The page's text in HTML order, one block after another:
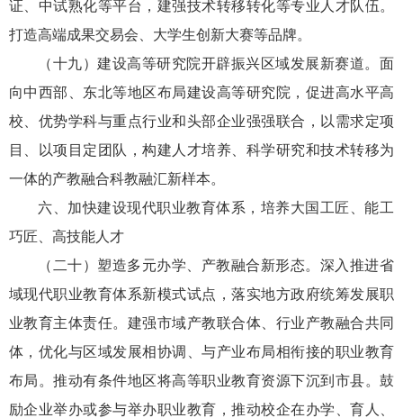
证、中试熟化等平台，建强技术转移转化等专业人才队伍。
打造高端成果交易会、大学生创新大赛等品牌。
（十九）建设高等研究院开辟振兴区域发展新赛道。面
向中西部、东北等地区布局建设高等研究院，促进高水平高
校、优势学科与重点行业和头部企业强强联合，以需求定项
目、以项目定团队，构建人才培养、科学研究和技术转移为
一体的产教融合科教融汇新样本。
六、加快建设现代职业教育体系，培养大国工匠、能工
巧匠、高技能人才
（二十）塑造多元办学、产教融合新形态。深入推进省
域现代职业教育体系新模式试点，落实地方政府统筹发展职
业教育主体责任。建强市域产教联合体、行业产教融合共同
体，优化与区域发展相协调、与产业布局相衔接的职业教育
布局。推动有条件地区将高等职业教育资源下沉到市县。鼓
励企业举办或参与举办职业教育，推动校企在办学、育人、